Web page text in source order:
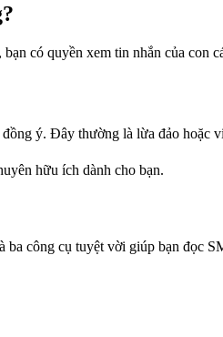
có quyền xem tin nhắn của con
ý. Đây thường là lừa đảo hoặc
hữu ích dành cho bạn.
công cụ tuyệt vời giúp bạn đọc